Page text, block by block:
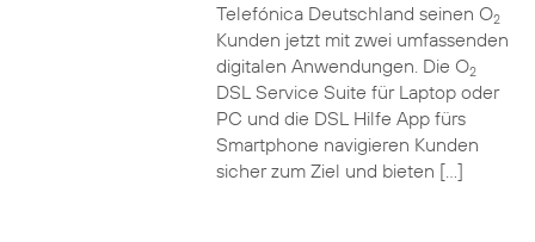
Telefónica Deutschland seinen O2
Kunden jetzt mit zwei umfassenden
digitalen Anwendungen. Die O2
DSL Service Suite für Laptop oder
PC und die DSL Hilfe App fürs
Smartphone navigieren Kunden
sicher zum Ziel und bieten […]